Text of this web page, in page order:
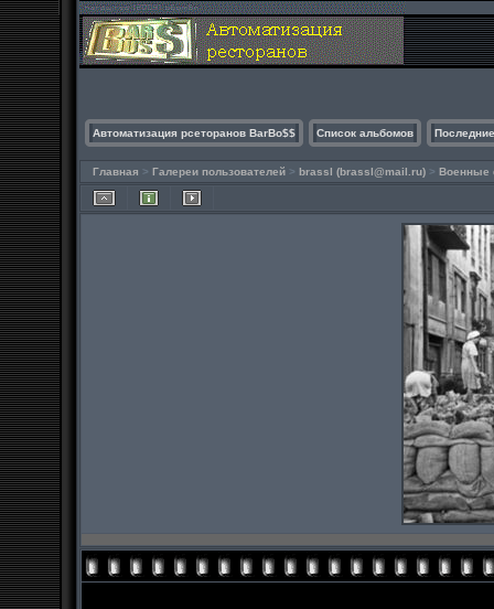
Автоматизация рсеторанов BarBo$$ Список альбомов
Главная > Галереи пользователей > brassl (brassl@mail.ru) > Военные